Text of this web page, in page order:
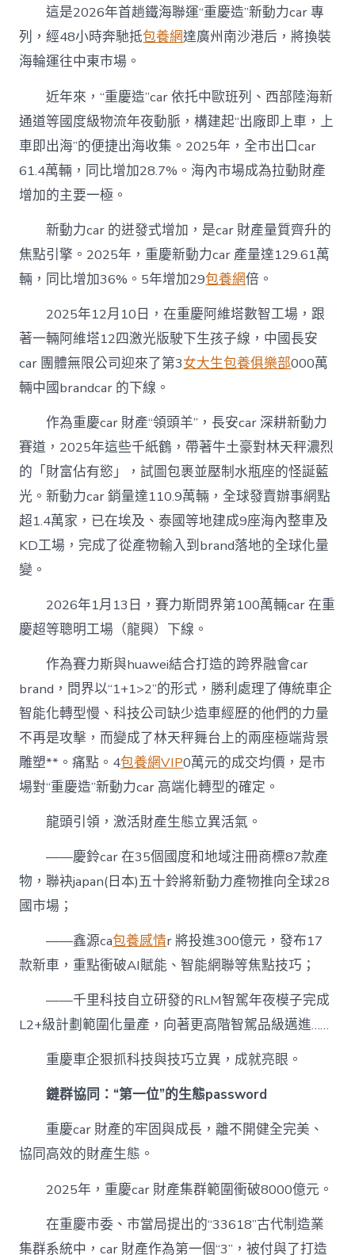
這是2026年首趟鐵海聯運“重慶造”新動力car 專
列，經48小時奔馳抵包養網達廣州南沙港后，將換裝
海輪運往中東市場。
近年來，“重慶造”car 依托中歐班列、西部陸海新
通道等國度級物流年夜動脈，構建起“出廠即上車，上
車即出海”的便捷出海收集。2025年，全市出口car
61.4萬輛，同比增加28.7%。海內市場成為拉動財產
增加的主要一極。
新動力car 的迸發式增加，是car 財產量質齊升的
焦點引擎。2025年，重慶新動力car 產量達129.61萬
輛，同比增加36%。5年增加29包養網倍。
2025年12月10日，在重慶阿維塔數智工場，跟
著一輛阿維塔12四激光版駛下生孩子線，中國長安
car 團體無限公司迎來了第3女大生包養俱樂部000萬
輛中國brandcar 的下線。
作為重慶car 財產“領頭羊”，長安car 深耕新動力
賽道，2025年這些千紙鶴，帶著牛土豪對林天秤濃烈
的「財富佔有慾」，試圖包裹並壓制水瓶座的怪誕藍
光。新動力car 銷量達110.9萬輛，全球發賣辦事網點
超1.4萬家，已在埃及、泰國等地建成9座海內整車及
KD工場，完成了從產物輸入到brand落地的全球化量
變。
2026年1月13日，賽力斯問界第100萬輛car 在重
慶超等聰明工場（龍興）下線。
作為賽力斯與huawei結合打造的跨界融會car
brand，問界以“1+1>2”的形式，勝利處理了傳統車企
智能化轉型慢、科技公司缺少造車經歷的他們的力量
不再是攻擊，而變成了林天秤舞台上的兩座極端背景
雕塑**。痛點。4包養網VIP0萬元的成交均價，是市
場對“重慶造”新動力car 高端化轉型的確定。
龍頭引領，激活財產生態立異活氣。
——慶鈴car 在35個國度和地域注冊商標87款產
物，聯袂japan(日本)五十鈴將新動力產物推向全球28
國市場；
——鑫源ca包養感情r 將投進300億元，發布17
款新車，重點衝破AI賦能、智能網聯等焦點技巧；
——千里科技自立研發的RLM智駕年夜模子完成
L2+級計劃範圍化量產，向著更高階智駕品級邁進……
重慶車企狠抓科技與技巧立異，成就亮眼。
鏈群協同：“第一位”的生態password
重慶car 財產的牢固與成長，離不開健全完美、
協同高效的財產生態。
2025年，重慶car 財產集群範圍衝破8000億元。
在重慶市委、市當局提出的“33618”古代制造業
集群系統中，car 財產作為第一個“3”，被付與了打造